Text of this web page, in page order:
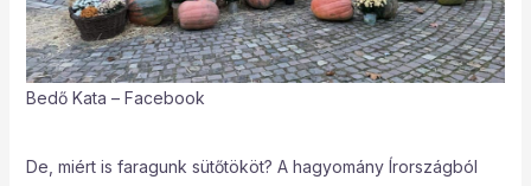
Bedő Kata – Facebook
De, miért is faragunk sütőtököt? A hagyomány Írországból